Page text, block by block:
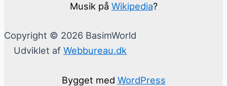
Musik på Wikipedia?
Copyright © 2026 BasimWorld
Udviklet af Webbureau.dk
Bygget med WordPress